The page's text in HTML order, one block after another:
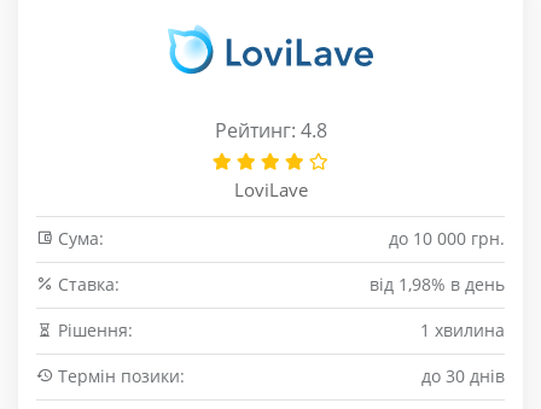
Рейтинг: 4.8
LoviLave
Сума:
до 10 000 грн.
Cтавка:
від 1,98% в день
Рішення:
1 хвилина
Термін позики:
до 30 днів